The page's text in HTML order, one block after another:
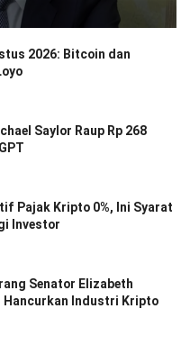
2026: Bitcoin dan
Saylor Raup Rp 268
Pajak Kripto 0%, Ini Syarat
Investor
Senator Elizabeth
Hancurkan Industri Kripto